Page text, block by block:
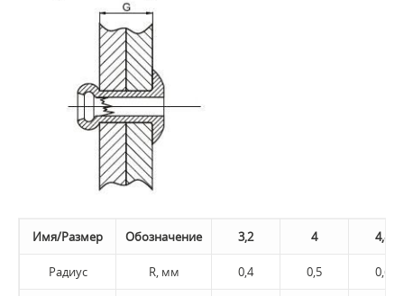
Имя/Размер Обозначение 3,2 4 4,8
Радиус R, мм 0,4 0,5 0,6